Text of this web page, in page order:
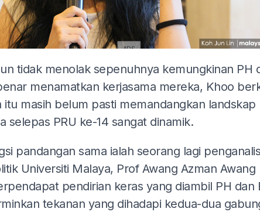
ADS
tidak menolak sepenuhnya kemungkinan PH
menamatkan kerjasama mereka, Khoo
itu masih belum pasti memandangkan landskap
selepas PRU ke-14 sangat dinamik.
pandangan sama ialah seorang lagi
Universiti Malaya, Prof Awang Azman Awang
pendirian keras yang diambil PH dan
tekanan yang dihadapi kedua-dua